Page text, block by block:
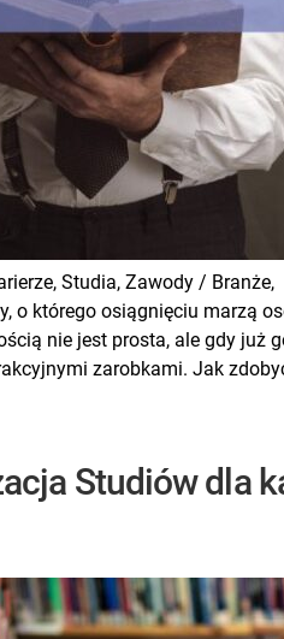
Studia, Zawody / Branże,
o którego osiągnięciu marzą
nie jest prosta, ale gdy już
zarobkami. Jak
Studiów dla